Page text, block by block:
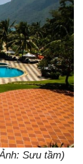
Sưu tầm)